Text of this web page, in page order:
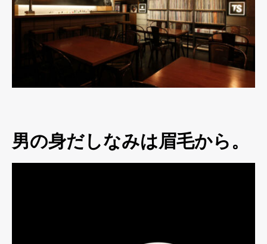
男の身だしなみは眉毛から。